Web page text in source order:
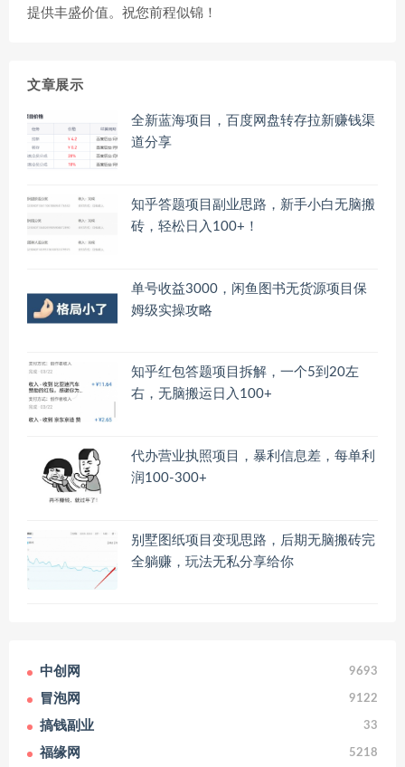
提供丰盛价值。祝您前程似锦！
文章展示
全新蓝海项目，百度网盘转存拉新赚钱渠
道分享
知乎答题项目副业思路，新手小白无脑搬
砖，轻松日入100+！
单号收益3000，闲鱼图书无货源项目保
姆级实操攻略
知乎红包答题项目拆解，一个5到20左
右，无脑搬运日入100+
代办营业执照项目，暴利信息差，每单利
润100-300+
别墅图纸项目变现思路，后期无脑搬砖完
全躺赚，玩法无私分享给你
中创网 9693
冒泡网 9122
搞钱副业 33
福缘网 5218